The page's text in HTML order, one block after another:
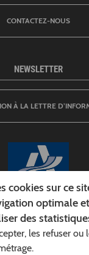
DÉPARTEMENTAL DE
Siège :
CONTACTEZ-NOUS
NEWSLETTER
À LA LETTRE
cookies sur ce
optimale
des
les refuser ou